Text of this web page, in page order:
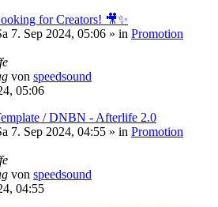
for Creators! 🎥✨
7. Sep 2024, 05:06 » in Promotion
von speedsound
05:06
/ DNBN - Afterlife 2.0
7. Sep 2024, 04:55 » in Promotion
von speedsound
04:55